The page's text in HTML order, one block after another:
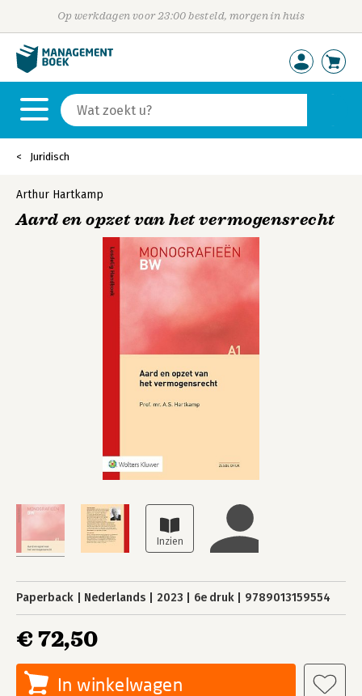
Op werkdagen voor 23:00 besteld, morgen in huis
Juridisch
Arthur Hartkamp
Aard en opzet van het vermogensrecht
Paperback Nederlands 2023 6e druk 9789013159554
€ 72,50
In winkelwagen